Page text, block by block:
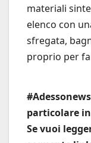
materiali
elenco con
sfregata,
proprio per
particolare
Se vuoi